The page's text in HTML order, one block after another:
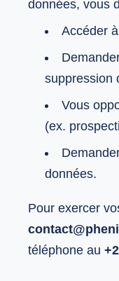
données, vous
Accéder
suppression
Vous
(ex.
données.
Pour exercer
téléphone au